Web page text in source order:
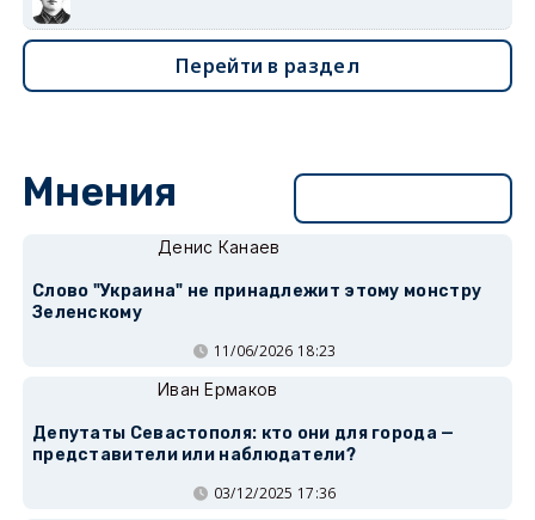
Перейти в раздел
Мнения
Денис Канаев
Слово "Украина" не принадлежит этому монстру
Зеленскому
11/06/2026 18:23
Иван Ермаков
Депутаты Севастополя: кто они для города —
представители или наблюдатели?
03/12/2025 17:36